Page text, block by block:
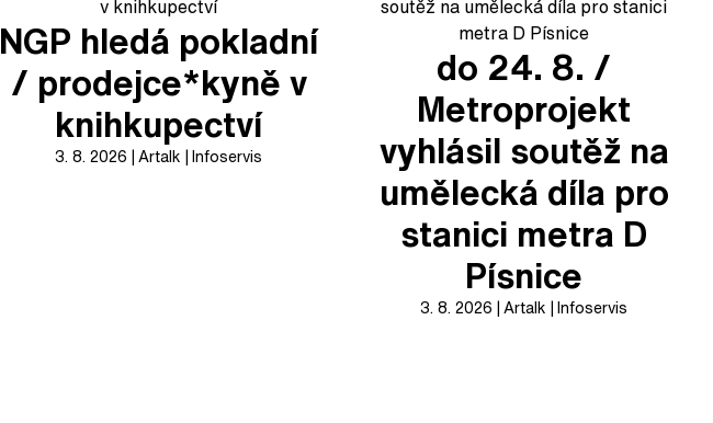
NGP hledá pokladní
/ prodejce*kyně v
knihkupectví
3. 8. 2026 Artalk Infoservis
do 24. 8. /
Metroprojekt
vyhlásil soutěž na
umělecká díla pro
stanici metra D
Písnice
3. 8. 2026 Artalk Infoservis